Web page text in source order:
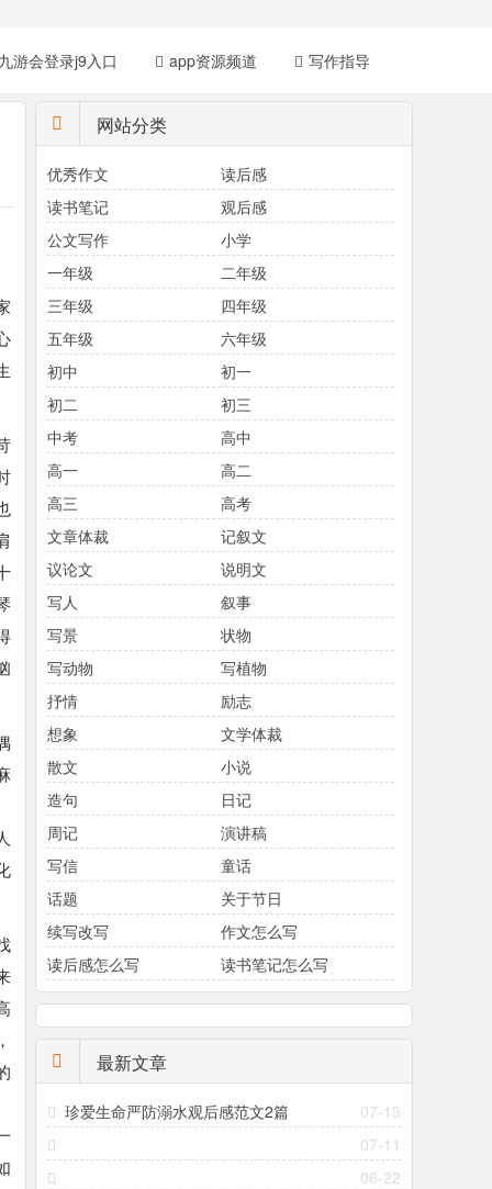
游会登录j9入口 app资源频道 写作指导
网站分类
优秀作文
读后感
读书笔记
观后感
公文写作
小学
一年级
二年级
三年级
四年级
五年级
六年级
初中
初一
初二
初三
中考
高中
高一
高二
高三
高考
文章体裁
记叙文
议论文
说明文
写人
叙事
写景
状物
写动物
写植物
抒情
励志
想象
文学体裁
散文
小说
造句
日记
周记
演讲稿
写信
童话
话题
关于节日
续写改写
作文怎么写
读后感怎么写
读书笔记怎么写
最新文章
07-13
珍爱生命严防溺水观后感范文2篇
07-11
06-22